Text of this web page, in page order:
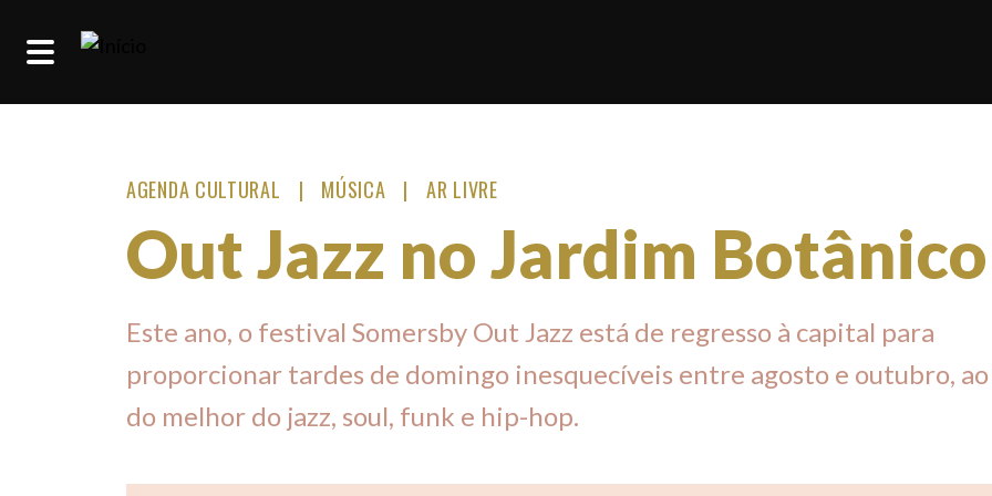
AGENDA CULTURAL MÚSICA AR LIVRE
Out Jazz no Jardim
Este ano, o festival Somersby Out Jazz está de regresso à capital para
proporcionar tardes de domingo inesquecíveis entre agosto e outubro, ao
do melhor do jazz, soul, funk e hip-hop.